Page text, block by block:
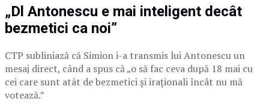
„Dl Antonescu e mai inteligent decât
bezmetici ca noi”
CTP subliniază că Simion i-a transmis lui Antonescu un
mesaj direct, când a spus că „o să fac ceva după 18 mai cu
cei care sunt atât de bezmetici și iraționali încât nu mă
votează.”